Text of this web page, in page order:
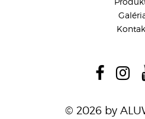
© 2026 by